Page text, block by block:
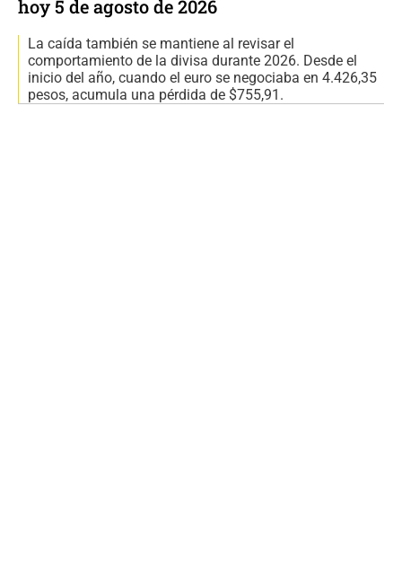
hoy 5 de agosto de 2026
La caída también se mantiene al revisar el
comportamiento de la divisa durante 2026. Desde el
inicio del año, cuando el euro se negociaba en 4.426,35
pesos, acumula una pérdida de $755,91.